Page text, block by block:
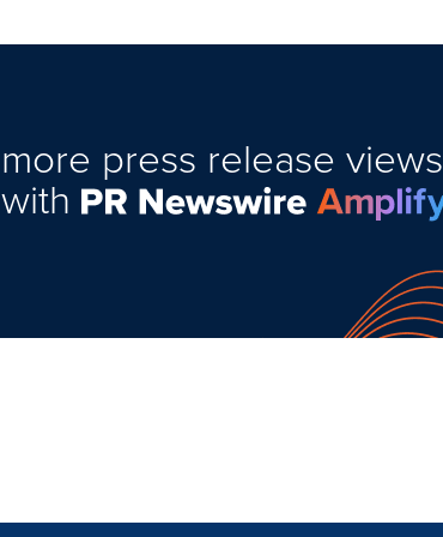
more press release views
with